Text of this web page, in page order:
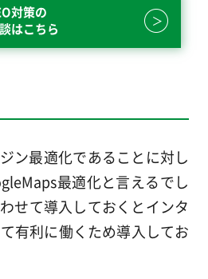
対策の
はこちら
ン最適化であることに対し
最適化と言えるでし
せて導入しておくとインタ
有利に働くため導入してお